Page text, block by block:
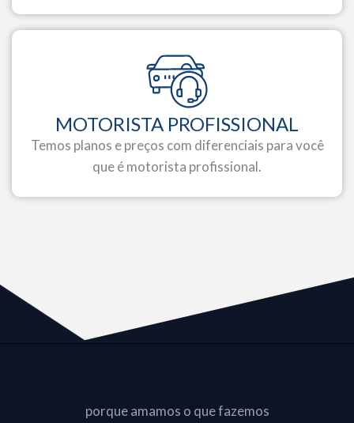
MOTORISTA PROFISSIONAL
Temos planos e preços com diferenciais para você
que é motorista profissional.
porque amamos o que fazemos